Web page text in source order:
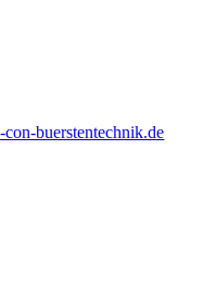
buerstentechnik.de